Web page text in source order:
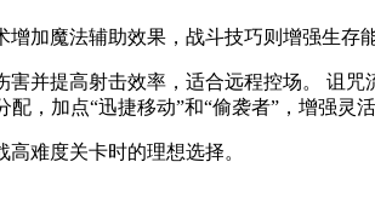
加魔法辅助效果，战斗技巧则增强生存
并提高射击效率，适合远程控场。 诅
，加点“迅捷移动”和“偷袭者”，增强灵
难度关卡时的理想选择。